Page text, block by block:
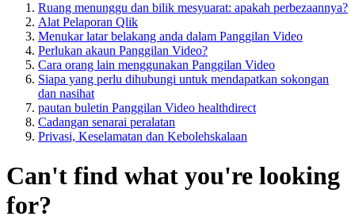
Ruang menunggu dan bilik mesyuarat: apakah perbezaannya?
Alat Pelaporan Qlik
Menukar latar belakang anda dalam Panggilan Video
Perlukan akaun Panggilan Video?
Cara orang lain menggunakan Panggilan Video
Siapa yang perlu dihubungi untuk mendapatkan sokongan
dan nasihat
pautan buletin Panggilan Video healthdirect
Cadangan senarai peralatan
Privasi, Keselamatan dan Kebolehskalaan
Can't find what you're looking
for?